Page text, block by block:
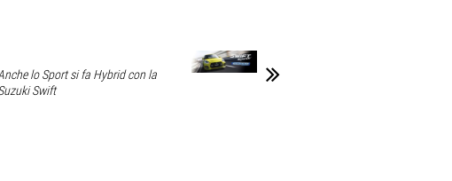
lo Sport si fa Hybrid con la
Swift